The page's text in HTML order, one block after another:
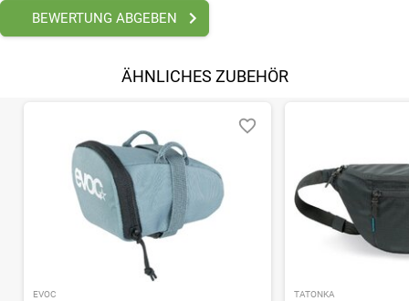
BEWERTUNG ABGEBEN
ÄHNLICHES ZUBEHÖR
EVOC TATONKA